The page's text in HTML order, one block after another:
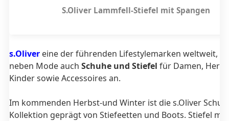
S.Oliver Lammfell-Stiefel mit Spangen
s.Oliver eine der führenden Lifestylemarken weltweit,
neben Mode auch Schuhe und Stiefel für Damen,
Kinder sowie Accessoires an.
Im kommenden Herbst-und Winter ist die s.Oliver
Kollektion geprägt von Stiefeetten und Boots. Stiefel mit